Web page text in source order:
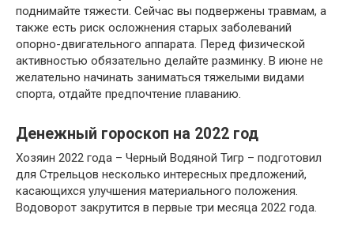
поднимайте тяжести. Сейчас вы подвержены травмам, а
также есть риск осложнения старых заболеваний
опорно-двигательного аппарата. Перед физической
активностью обязательно делайте разминку. В июне не
желательно начинать заниматься тяжелыми видами
спорта, отдайте предпочтение плаванию.
Денежный гороскоп на 2022 год
Хозяин 2022 года – Черный Водяной Тигр – подготовил
для Стрельцов несколько интересных предложений,
касающихся улучшения материального положения.
Водоворот закрутится в первые три месяца 2022 года.